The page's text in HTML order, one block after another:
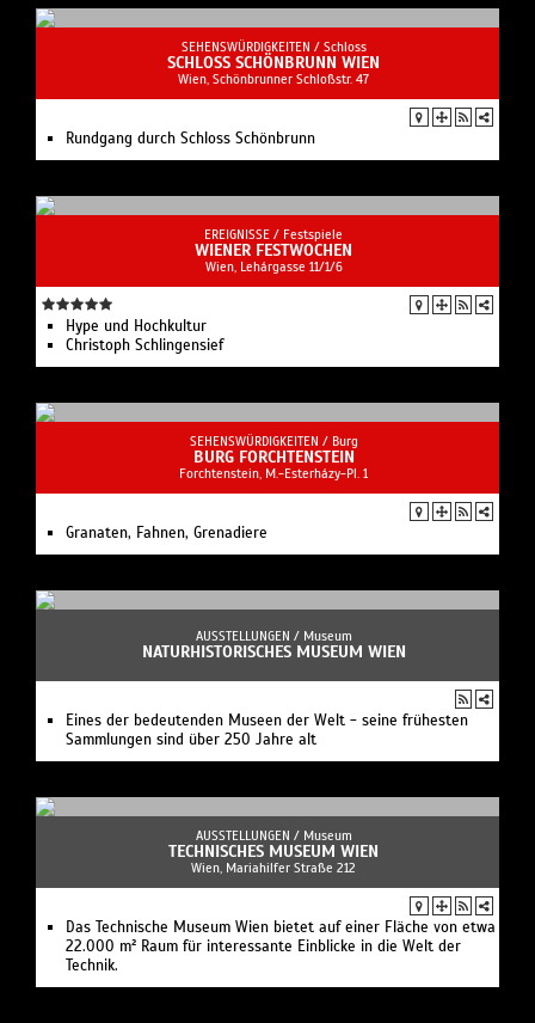
SEHENSWÜRDIGKEITEN / Schloss
SCHLOSS SCHÖNBRUNN WIEN
Wien, Schönbrunner Schloßstr. 47
Rundgang durch Schloss Schönbrunn
EREIGNISSE / Festspiele
WIENER FESTWOCHEN
Wien, Lehárgasse 11/1/6
Hype und Hochkultur
Christoph Schlingensief
SEHENSWÜRDIGKEITEN / Burg
BURG FORCHTENSTEIN
Forchtenstein, M.-Esterházy-Pl. 1
Granaten, Fahnen, Grenadiere
AUSSTELLUNGEN / Museum
NATURHISTORISCHES MUSEUM WIEN
Eines der bedeutenden Museen der Welt - seine frühesten
Sammlungen sind über 250 Jahre alt
AUSSTELLUNGEN / Museum
TECHNISCHES MUSEUM WIEN
Wien, Mariahilfer Straße 212
Das Technische Museum Wien bietet auf einer Fläche von etwa
22.000 m² Raum für interessante Einblicke in die Welt der
Technik.